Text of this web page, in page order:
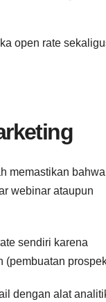
open rate
memastikan bahwa
webinar ataupun
sendiri karena
(pembuatan
dengan alat